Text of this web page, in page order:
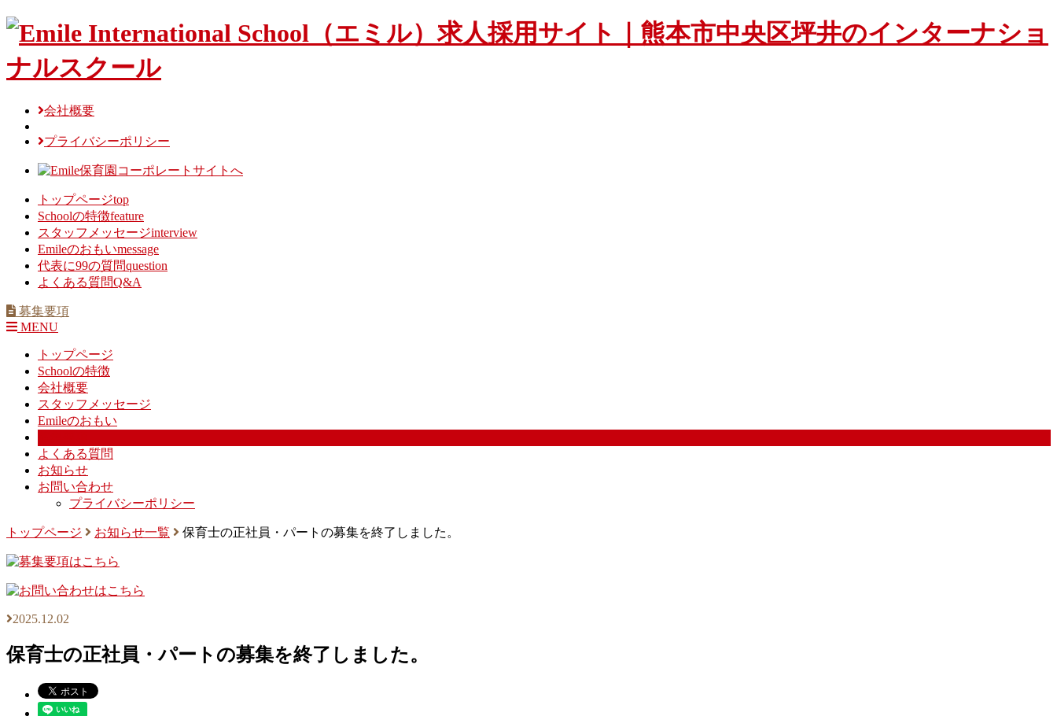
Skip
会社概要
プライバシーポリシー
トップページtop
Schoolの特徴feature
スタッフメッセージinterview
Emileのおもいmessage
代表に99の質問question
よくある質問Q&A
募集要項
MENU
トップページ
Schoolの特徴
会社概要
スタッフメッセージ
Emileのおもい
よくある質問
お知らせ
お問い合わせ
プライバシーポリシー
トップページ お知らせ一覧 保育士の正社員・パートの募集を終了しました。
2025.12.02
保育士の正社員・パートの募集を終了しました。